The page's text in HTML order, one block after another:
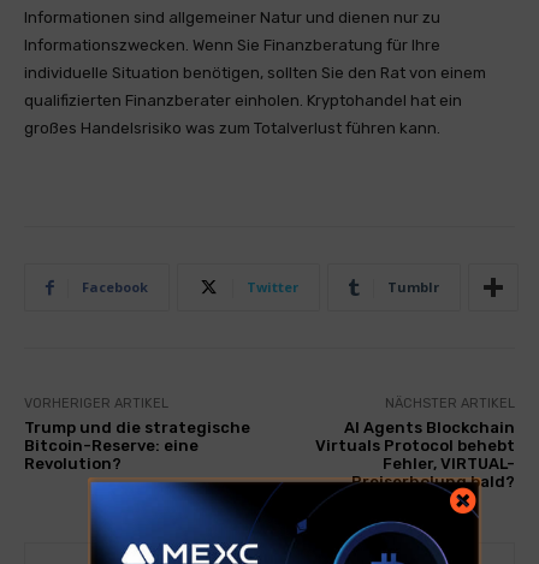
Informationen sind allgemeiner Natur und dienen nur zu
Informationszwecken. Wenn Sie Finanzberatung für Ihre
individuelle Situation benötigen, sollten Sie den Rat von einem
qualifizierten Finanzberater einholen. Kryptohandel hat ein
großes Handelsrisiko was zum Totalverlust führen kann.
Facebook Twitter Tumblr
VORHERIGER ARTIKEL
Trump und die strategische
Bitcoin-Reserve: eine
Revolution?
NÄCHSTER ARTIKEL
AI Agents Blockchain
Virtuals Protocol behebt
Fehler, VIRTUAL-
Preiserholung bald?